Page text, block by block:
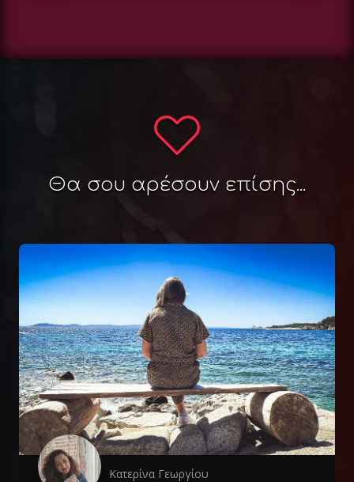
Θα σου αρέσουν επίσης...
Κατερίνα Γεωργίου